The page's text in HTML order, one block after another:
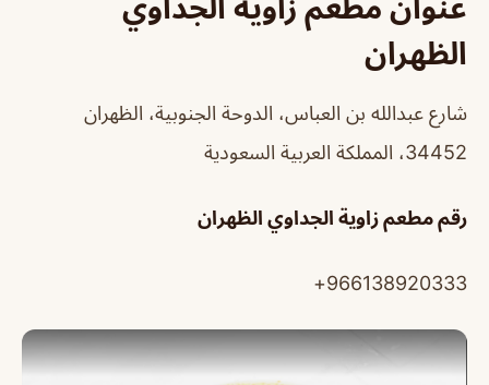
عنوان مطعم زاوية الجداوي
الظهران
شارع عبدالله بن العباس، الدوحة الجنوبية، الظهران
34452، المملكة العربية السعودية
رقم مطعم زاوية الجداوي الظهران
966138920333+